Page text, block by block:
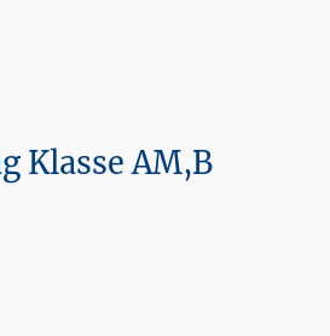
Klasse AM,B